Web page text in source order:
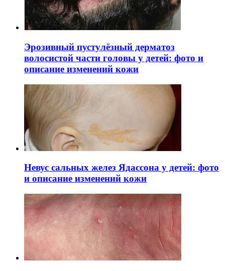
Эрозивный пустулёзный дерматоз
волосистой части головы у детей: фото и
описание изменений кожи
Невус сальных желез Ядассона у детей: фото
и описание изменений кожи